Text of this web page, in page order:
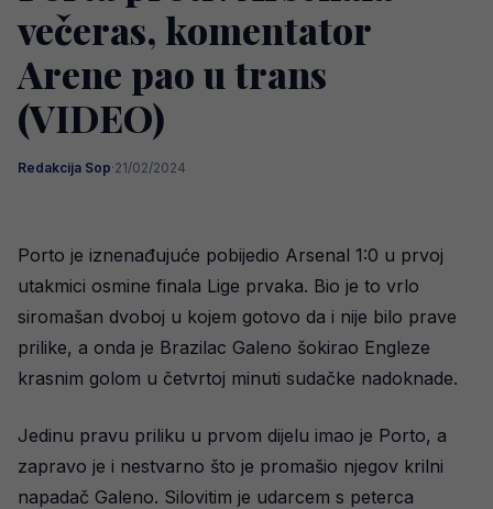
večeras, komentator
Arene pao u trans
(VIDEO)
Redakcija Sop·21/02/2024
Porto je iznenađujuće pobijedio Arsenal 1:0 u prvoj
utakmici osmine finala Lige prvaka. Bio je to vrlo
siromašan dvoboj u kojem gotovo da i nije bilo prave
prilike, a onda je Brazilac Galeno šokirao Engleze
krasnim golom u četvrtoj minuti sudačke nadoknade.
Jedinu pravu priliku u prvom dijelu imao je Porto, a
zapravo je i nestvarno što je promašio njegov krilni
napadač Galeno. Silovitim je udarcem s peterca